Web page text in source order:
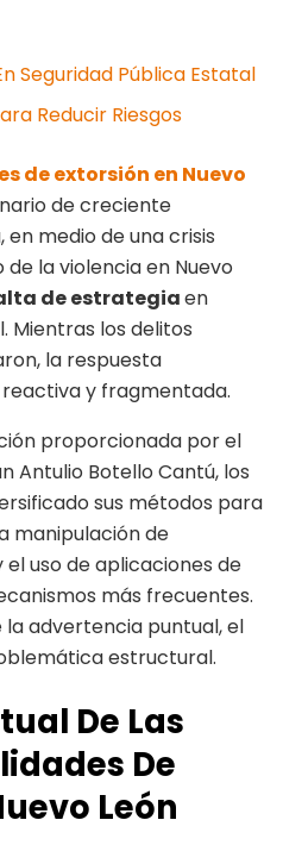
Seguridad Pública Estatal
Reducir Riesgos
de extorsión en Nuevo
de creciente
medio de una crisis
la violencia en Nuevo
de estrategiaen
Mientras los delitos
la respuesta
y fragmentada.
proporcionada por el
Antulio Botello Cantú, los
sus métodos para
manipulación de
uso de aplicaciones de
más frecuentes.
la advertencia puntual, el
estructural.
De Las
De
León